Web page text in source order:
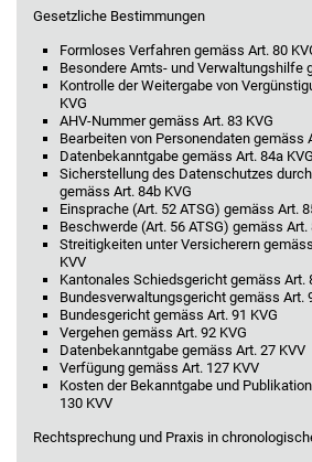
Gesetzliche Bestimmungen
Formloses Verfahren gemäss Art. 80
Besondere Amts- und Verwaltungshilfe
Kontrolle der Weitergabe von
KVG
AHV-Nummer gemäss Art. 83 KVG
Bearbeiten von Personendaten gemäss
Datenbekanntgabe gemäss Art. 84a KVG
Sicherstellung des Datenschutzes
gemäss Art. 84b KVG
Einsprache (Art. 52 ATSG) gemäss Art.
Beschwerde (Art. 56 ATSG) gemäss Art.
Streitigkeiten unter Versicherern
KVV
Kantonales Schiedsgericht gemäss Art.
Bundesverwaltungsgericht gemäss Art.
Bundesgericht gemäss Art. 91 KVG
Vergehen gemäss Art. 92 KVG
Datenbekanntgabe gemäss Art. 27 KVV
Verfügung gemäss Art. 127 KVV
Kosten der Bekanntgabe und
130 KVV
Rechtsprechung und Praxis in